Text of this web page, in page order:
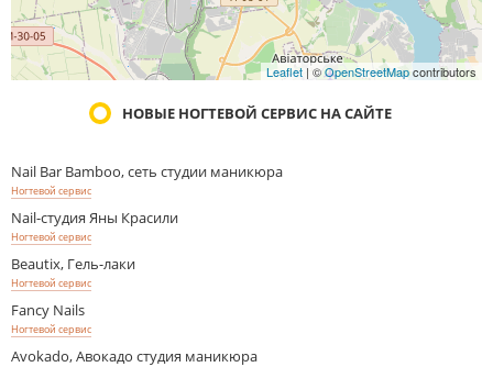
Leaflet | ©OpenStreetMapcontributors
НОВЫЕ НОГТЕВОЙ СЕРВИС НА САЙТЕ
Nail Bar Bamboo, сеть студии маникюра
Ногтевой сервис
Nail-студия Яны Красили
Ногтевой сервис
Beautix, Гель-лаки
Ногтевой сервис
Fancy Nails
Ногтевой сервис
Avokado, Авокадо студия маникюра